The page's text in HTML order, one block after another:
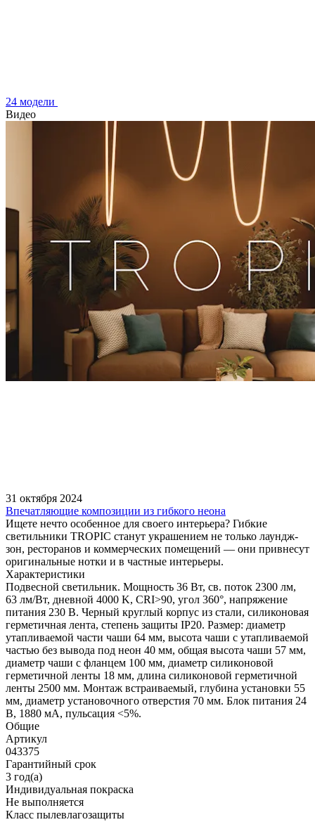
24 модели
Видео
31 октября 2024
Впечатляющие композиции из гибкого неона
Ищете нечто особенное для своего интерьера? Гибкие
светильники TROPIC станут украшением не только лаундж-
зон, ресторанов и коммерческих помещений — они привнесут
оригинальные нотки и в частные интерьеры.
Характеристики
Подвесной светильник. Мощность 36 Вт, св. поток 2300 лм,
63 лм/Вт, дневной 4000 K, CRI>90, угол 360°, напряжение
питания 230 В. Черный круглый корпус из стали, силиконовая
герметичная лента, степень защиты IP20. Размер: диаметр
утапливаемой части чаши 64 мм, высота чаши с утапливаемой
частью без вывода под неон 40 мм, общая высота чаши 57 мм,
диаметр чаши с фланцем 100 мм, диаметр силиконовой
герметичной ленты 18 мм, длина силиконовой герметичной
ленты 2500 мм. Монтаж встраиваемый, глубина установки 55
мм, диаметр установочного отверстия 70 мм. Блок питания 24
В, 1880 мА, пульсация <5%.
Общие
Артикул
043375
Гарантийный срок
3 год(а)
Индивидуальная покраска
Не выполняется
Класс пылевлагозащиты